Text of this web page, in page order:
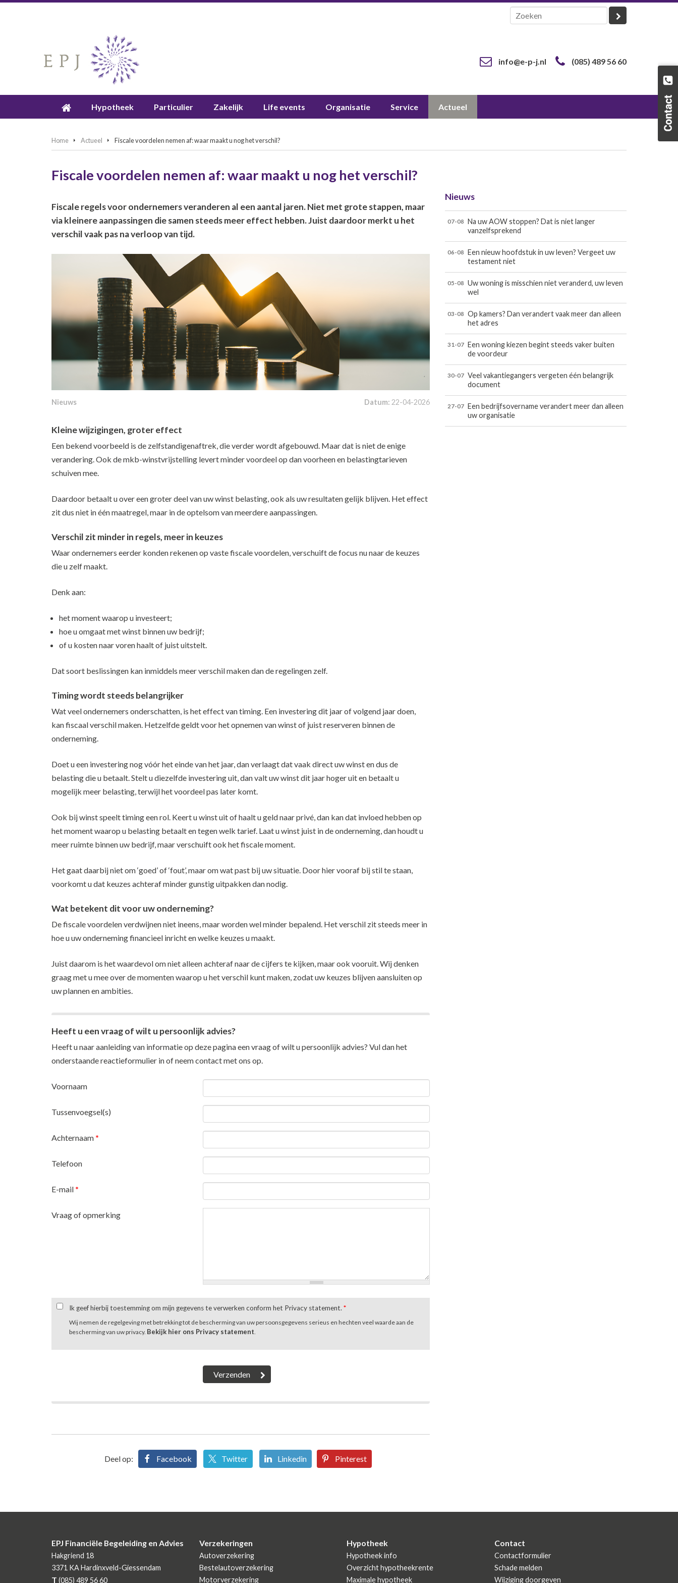
info@e-p-j.nl (085) 489 56 60
Hypotheek Particulier Zakelijk Life events Organisatie Service Actueel
Home Actueel Fiscale voordelen nemen af: waar maakt u nog het verschil?
Fiscale voordelen nemen af: waar maakt u nog het verschil?
Fiscale regels voor ondernemers veranderen al een aantal jaren. Niet met grote stappen, maar
via kleinere aanpassingen die samen steeds meer effect hebben. Juist daardoor merkt u het
verschil vaak pas na verloop van tijd.
Nieuws Datum: 22-04-2026
Kleine wijzigingen, groter effect
Een bekend voorbeeld is de zelfstandigenaftrek, die verder wordt afgebouwd. Maar dat is niet de enige
verandering. Ook de mkb-winstvrijstelling levert minder voordeel op dan voorheen en belastingtarieven
schuiven mee.
Daardoor betaalt u over een groter deel van uw winst belasting, ook als uw resultaten gelijk blijven. Het effect
zit dus niet in één maatregel, maar in de optelsom van meerdere aanpassingen.
Verschil zit minder in regels, meer in keuzes
Waar ondernemers eerder konden rekenen op vaste fiscale voordelen, verschuift de focus nu naar de keuzes
die u zelf maakt.
Denk aan:
het moment waarop u investeert;
hoe u omgaat met winst binnen uw bedrijf;
of u kosten naar voren haalt of juist uitstelt.
Dat soort beslissingen kan inmiddels meer verschil maken dan de regelingen zelf.
Timing wordt steeds belangrijker
Wat veel ondernemers onderschatten, is het effect van timing. Een investering dit jaar of volgend jaar doen,
kan fiscaal verschil maken. Hetzelfde geldt voor het opnemen van winst of juist reserveren binnen de
onderneming.
Doet u een investering nog vóór het einde van het jaar, dan verlaagt dat vaak direct uw winst en dus de
belasting die u betaalt. Stelt u diezelfde investering uit, dan valt uw winst dit jaar hoger uit en betaalt u
mogelijk meer belasting, terwijl het voordeel pas later komt.
Ook bij winst speelt timing een rol. Keert u winst uit of haalt u geld naar privé, dan kan dat invloed hebben op
het moment waarop u belasting betaalt en tegen welk tarief. Laat u winst juist in de onderneming, dan houdt u
meer ruimte binnen uw bedrijf, maar verschuift ook het fiscale moment.
Het gaat daarbij niet om ‘goed’ of ‘fout’, maar om wat past bij uw situatie. Door hier vooraf bij stil te staan,
voorkomt u dat keuzes achteraf minder gunstig uitpakken dan nodig.
Wat betekent dit voor uw onderneming?
De fiscale voordelen verdwijnen niet ineens, maar worden wel minder bepalend. Het verschil zit steeds meer in
hoe u uw onderneming financieel inricht en welke keuzes u maakt.
Juist daarom is het waardevol om niet alleen achteraf naar de cijfers te kijken, maar ook vooruit. Wij denken
graag met u mee over de momenten waarop u het verschil kunt maken, zodat uw keuzes blijven aansluiten op
uw plannen en ambities.
Heeft u een vraag of wilt u persoonlijk advies?
Heeft u naar aanleiding van informatie op deze pagina een vraag of wilt u persoonlijk advies? Vul dan het
onderstaande reactieformulier in of neemcontactmet ons op.
Voornaam
Tussenvoegsel(s)
Achternaam *
Telefoon
E-mail *
Vraag of opmerking
Ik geef hierbij toestemming om mijn gegevens te verwerken conform het Privacy statement. *
Wij nemen de regelgeving met betrekking tot de bescherming van uw persoonsgegevens serieus en hechten veel waarde aan de
bescherming van uw privacy. Bekijk hier ons Privacy statement
Deel op: Facebook Twitter Linkedin Pinterest
Nieuws
07-08
Na uw AOW stoppen? Dat is niet langer
vanzelfsprekend
06-08
Een nieuw hoofdstuk in uw leven? Vergeet uw
testament niet
05-08
Uw woning is misschien niet veranderd, uw leven
wel
03-08
Op kamers? Dan verandert vaak meer dan alleen
het adres
31-07 Een woning kiezen begint steeds vaker buiten
de voordeur
30-07 Veel vakantiegangers vergeten één belangrijk
document
27-07 Een bedrijfsovername verandert meer dan alleen
uw organisatie
EPJ Financiële Begeleiding en Advies
Hakgriend 18
3371 KAHardinxveld-Giessendam
T (085) 489 56 60
Verzekeringen
Autoverzekering
Bestelautoverzekering
Motorverzekering
Hypotheek
Hypotheek info
Overzicht hypotheekrente
Maximale hypotheek
Contact
Contactformulier
Schade melden
Wijziging doorgeven